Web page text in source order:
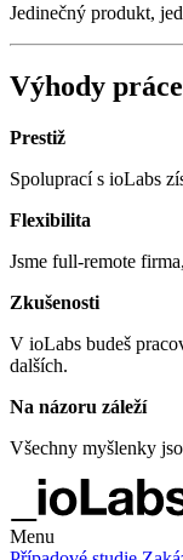
Jedinečný produkt,
Výhody
Prestiž
Spoluprací s ioLabs
Flexibilita
Jsme full-remote
Zkušenosti
V ioLabs budeš
dalších.
Na názoru záleží
Všechny myšlenky
Menu